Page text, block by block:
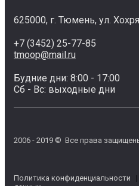
625000, г. Тюмень, ул.
+7 (3452) 25-77-85
tmoop@mail.ru
Будние дни: 8:00 - 17:00
Сб - Вс: выходные дни
2006 - 2019 © Все права
Политика конфиденциальности |